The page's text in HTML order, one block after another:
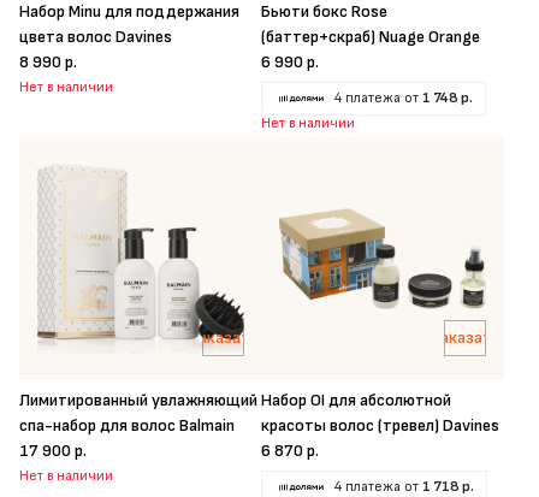
Набор Minu для поддержания
цвета волос Davines
8 990 р.
Нет в наличии
Бьюти бокс Rose
(баттер+скраб) Nuage Orange
6 990 р.
4 платежа от 1 748 р.
Нет в наличии
Заказать
Лимитированный увлажняющий
спа-набор для волос Balmain
17 900 р.
Нет в наличии
Заказать
Набор OI для абсолютной
красоты волос (тревел) Davines
6 870 р.
4 платежа от 1 718 р.